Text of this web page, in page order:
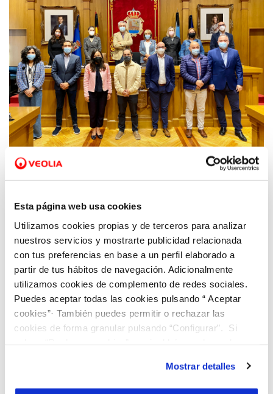
Esta página web usa cookies
Utilizamos cookies propias y de terceros para analizar
nuestros servicios y mostrarte publicidad relacionada
con tus preferencias en base a un perfil elaborado a
partir de tus hábitos de navegación. Adicionalmente
utilizamos cookies de complemento de redes sociales.
Puedes aceptar todas las cookies pulsando “ Aceptar
cookies”· También puedes permitir o rechazar las
cookies de forma granular pulsando “Configurar”. Si
son indispensables para que el sitio web funcione y que
por tanto no se pueden desactivar. Puedes consultar
Mostrar detalles
22 SEP 2021
El Pacto Social AquaOurense trabaja por la